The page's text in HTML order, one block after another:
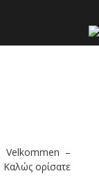
–
ορίσατε